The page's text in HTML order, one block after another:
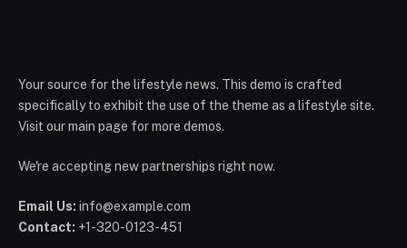
Your source for the lifestyle news. This demo is crafted
specifically to exhibit the use of the theme as a lifestyle site.
Visit our main page for more demos.
We're accepting new partnerships right now.
Email Us: info@example.com
Contact: +1-320-0123-451